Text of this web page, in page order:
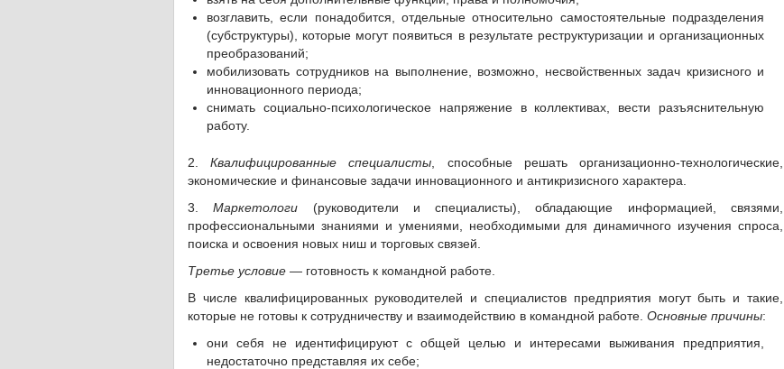
возглавить, если понадобится, отдельные относительно самостоятельные подразделения
(субструктуры), которые могут появиться в результате реструктуризации и организационных
преобразований;
мобилизовать сотрудников на выполнение, возможно, несвойственных задач кризисного и
инновационного периода;
снимать социально-психологическое напряжение в коллективах, вести разъяснительную
работу.
2.Квалифицированные специалисты , способные решать организационно-технологические,
экономические и финансовые задачи инновационного и антикризисного характера.
3.Маркетологи (руководители и специалисты), обладающие информацией, связями,
профессиональными знаниями и умениями, необходимыми для динамичного изучения спроса,
поиска и освоения новых ниш и торговых связей.
Третье условие — готовность к командной работе.
В числе квалифицированных руководителей и специалистов предприятия могут быть и такие,
которые не готовы к сотрудничеству и взаимодействию в командной работе. Основные причины:
они себя не идентифицируют с общей целью и интересами выживания предприятия,
недостаточно представляя их себе;